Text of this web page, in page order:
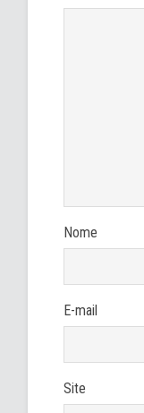
Nome
E-mail
Site